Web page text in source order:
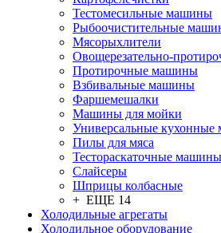
Тестомесильные машины
Рыбоочистительные
Мясорыхлители
Овощерезательно-
Протирочные машины
Взбивальные машины
Фаршемешалки
Машины для мойки
Универсальные
Пилы для мяса
Тестораскаточные машины
Слайсеры
Шприцы колбасные
+ ЕЩЕ 14
Холодильные агрегаты
Холодильное оборудование